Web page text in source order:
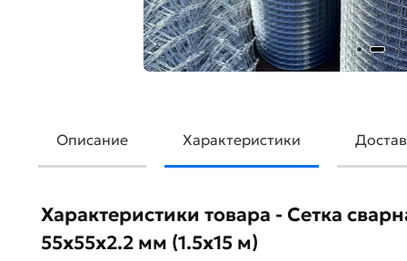
Описание Характеристики
Сетка сварная в рулоне 55х55х2.2 мм (1.5х15 м) -
эксплуатационные характеристики,
поставляется в рулонах.
Характеристики товара - Сетка
55х55х2.2 мм (1.5х15 м)